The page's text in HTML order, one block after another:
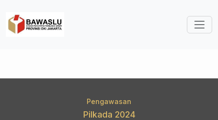
Pengawasan
Pilkada 2024